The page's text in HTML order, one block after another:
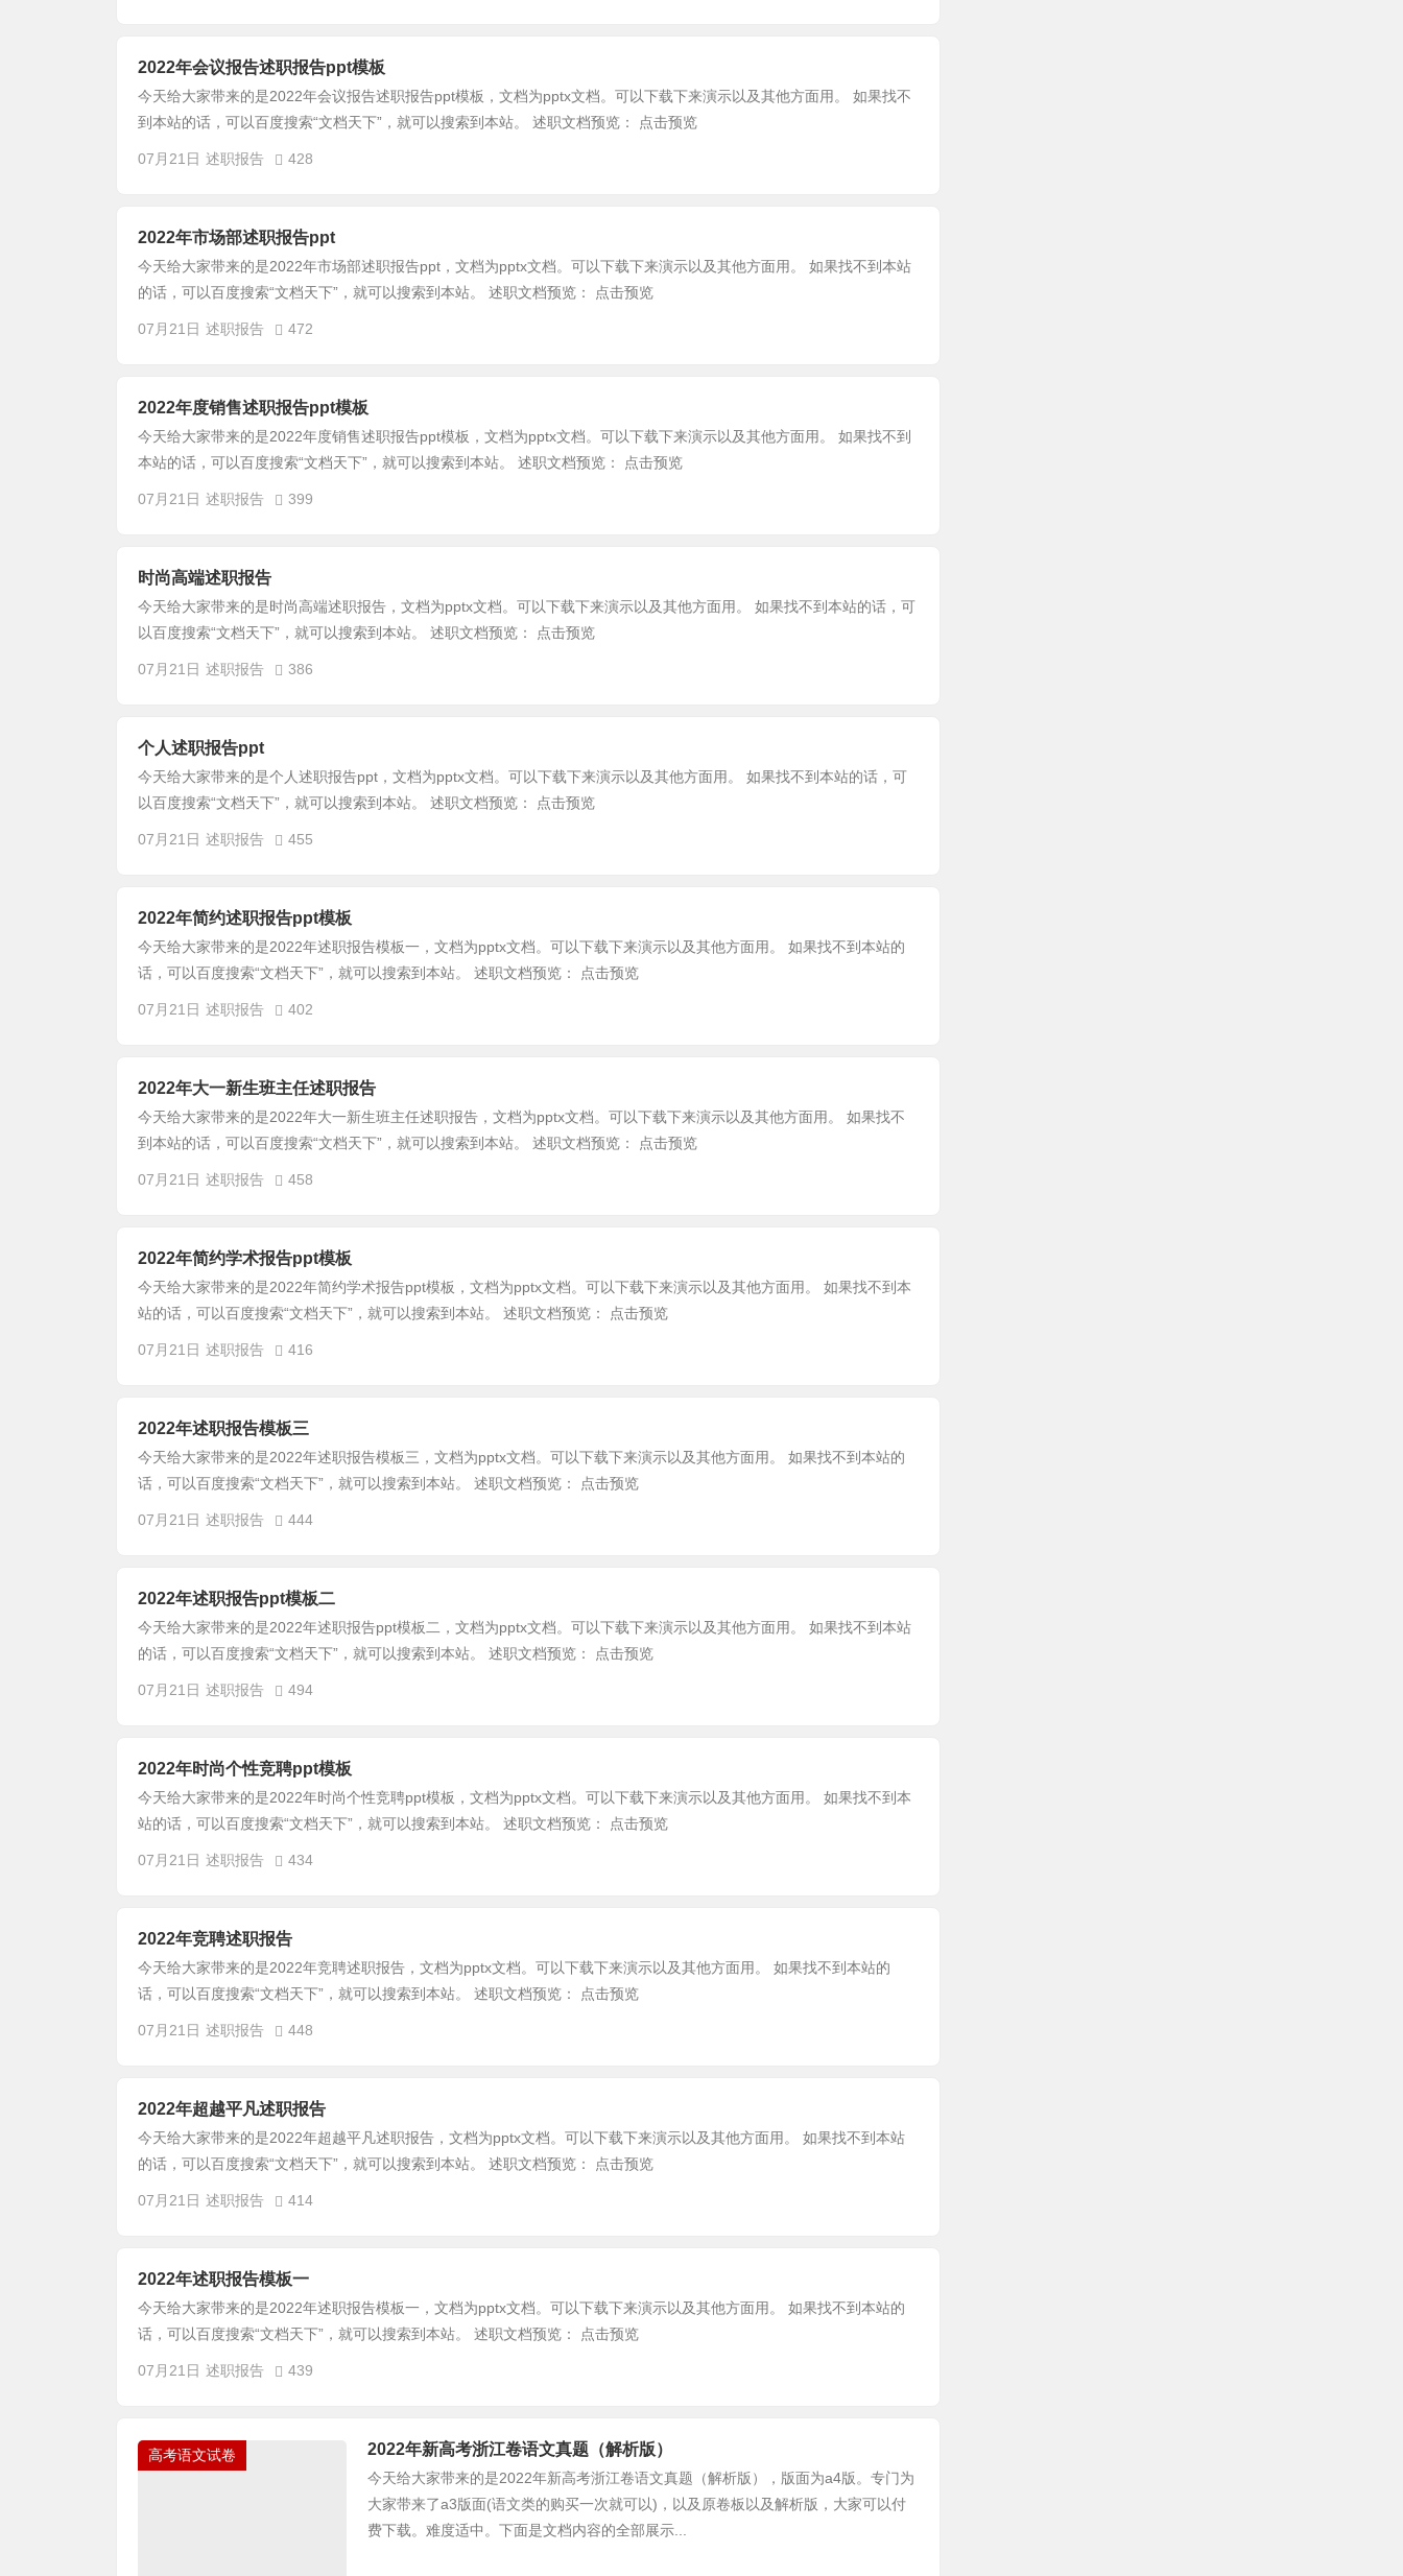
2022年会议报告述职报告ppt模板
今天给大家带来的是2022年会议报告述职报告ppt模板，文档为pptx文档。可以下载下来演示以及其他方面用。 如果找不
到本站的话，可以百度搜索“文档天下”，就可以搜索到本站。 述职文档预览： 点击预览
07月21日 述职报告 428
2022年市场部述职报告ppt
今天给大家带来的是2022年市场部述职报告ppt，文档为pptx文档。可以下载下来演示以及其他方面用。 如果找不到本站
的话，可以百度搜索“文档天下”，就可以搜索到本站。 述职文档预览： 点击预览
07月21日 述职报告 472
2022年度销售述职报告ppt模板
今天给大家带来的是2022年度销售述职报告ppt模板，文档为pptx文档。可以下载下来演示以及其他方面用。 如果找不到
本站的话，可以百度搜索“文档天下”，就可以搜索到本站。 述职文档预览： 点击预览
07月21日 述职报告 399
时尚高端述职报告
今天给大家带来的是时尚高端述职报告，文档为pptx文档。可以下载下来演示以及其他方面用。 如果找不到本站的话，可
以百度搜索“文档天下”，就可以搜索到本站。 述职文档预览： 点击预览
07月21日 述职报告 386
个人述职报告ppt
今天给大家带来的是个人述职报告ppt，文档为pptx文档。可以下载下来演示以及其他方面用。 如果找不到本站的话，可
以百度搜索“文档天下”，就可以搜索到本站。 述职文档预览： 点击预览
07月21日 述职报告 455
2022年简约述职报告ppt模板
今天给大家带来的是2022年述职报告模板一，文档为pptx文档。可以下载下来演示以及其他方面用。 如果找不到本站的
话，可以百度搜索“文档天下”，就可以搜索到本站。 述职文档预览： 点击预览
07月21日 述职报告 402
2022年大一新生班主任述职报告
今天给大家带来的是2022年大一新生班主任述职报告，文档为pptx文档。可以下载下来演示以及其他方面用。 如果找不
到本站的话，可以百度搜索“文档天下”，就可以搜索到本站。 述职文档预览： 点击预览
07月21日 述职报告 458
2022年简约学术报告ppt模板
今天给大家带来的是2022年简约学术报告ppt模板，文档为pptx文档。可以下载下来演示以及其他方面用。 如果找不到本
站的话，可以百度搜索“文档天下”，就可以搜索到本站。 述职文档预览： 点击预览
07月21日 述职报告 416
2022年述职报告模板三
今天给大家带来的是2022年述职报告模板三，文档为pptx文档。可以下载下来演示以及其他方面用。 如果找不到本站的
话，可以百度搜索“文档天下”，就可以搜索到本站。 述职文档预览： 点击预览
07月21日 述职报告 444
2022年述职报告ppt模板二
今天给大家带来的是2022年述职报告ppt模板二，文档为pptx文档。可以下载下来演示以及其他方面用。 如果找不到本站
的话，可以百度搜索“文档天下”，就可以搜索到本站。 述职文档预览： 点击预览
07月21日 述职报告 494
2022年时尚个性竞聘ppt模板
今天给大家带来的是2022年时尚个性竞聘ppt模板，文档为pptx文档。可以下载下来演示以及其他方面用。 如果找不到本
站的话，可以百度搜索“文档天下”，就可以搜索到本站。 述职文档预览： 点击预览
07月21日 述职报告 434
2022年竞聘述职报告
今天给大家带来的是2022年竞聘述职报告，文档为pptx文档。可以下载下来演示以及其他方面用。 如果找不到本站的
话，可以百度搜索“文档天下”，就可以搜索到本站。 述职文档预览： 点击预览
07月21日 述职报告 448
2022年超越平凡述职报告
今天给大家带来的是2022年超越平凡述职报告，文档为pptx文档。可以下载下来演示以及其他方面用。 如果找不到本站
的话，可以百度搜索“文档天下”，就可以搜索到本站。 述职文档预览： 点击预览
07月21日 述职报告 414
2022年述职报告模板一
今天给大家带来的是2022年述职报告模板一，文档为pptx文档。可以下载下来演示以及其他方面用。 如果找不到本站的
话，可以百度搜索“文档天下”，就可以搜索到本站。 述职文档预览： 点击预览
07月21日 述职报告 439
高考语文试卷 2022年新高考浙江卷语文真题（解析版）
今天给大家带来的是2022年新高考浙江卷语文真题（解析版），版面为a4版。专门为
大家带来了a3版面(语文类的购买一次就可以)，以及原卷板以及解析版，大家可以付
费下载。难度适中。下面是文档内容的全部展示...